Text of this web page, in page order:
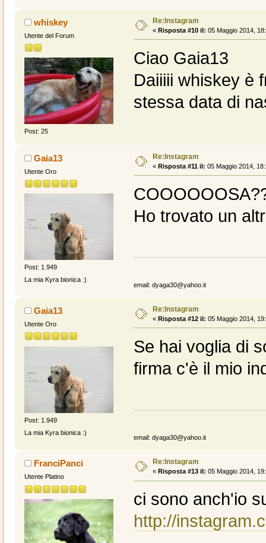
whiskey
Utente del Forum
Post: 25
Re:Instagram
« Risposta #10 il: 05 Maggio 2014,
Ciao Gaia13
Daiiiii whiskey è
stessa data di
Gaia13
Utente Oro
Post: 1.949
La mia Kyra bionica :)
Re:Instagram
« Risposta #11 il: 05 Maggio 2014,
Ho trovato un
email: dyaga30@yahoo.it
Gaia13
Utente Oro
Post: 1.949
La mia Kyra bionica :)
Re:Instagram
« Risposta #12 il: 05 Maggio 2014,
Se hai voglia di
firma c'è il mio
email: dyaga30@yahoo.it
FranciPanci
Utente Platino
Re:Instagram
« Risposta #13 il: 05 Maggio 2014,
ci sono anch'io
http://